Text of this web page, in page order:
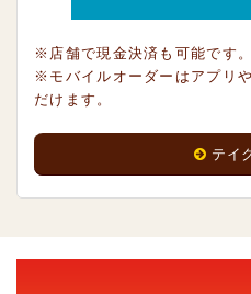
※店舗で現金決済も可能です。
※モバイルオーダーはアプリ
だけます。
テイ